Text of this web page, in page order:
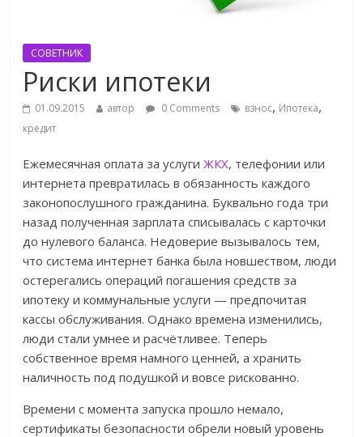
СОВЕТНИК
Риски ипотеки
01.09.2015 автор 0 Comments взнос, Ипотека,
кредит
Ежемесячная оплата за услугиЖКХ, телефонии или
интернета превратилась в обязанность каждого
законопослушного гражданина. Буквально года три
назад полученная зарплата списывалась с карточки
до нулевого баланса. Недоверие вызывалось тем,
что система интернет банка была новшеством, люди
остерегались операций погашения средств за
ипотеку и коммунальные услуги — предпочитая
кассы обслуживания. Однако времена изменились,
люди стали умнее и расчётливее. Теперь
собственное время намного ценней, а хранить
наличность под подушкой и вовсе рискованно.
Времени с момента запуска прошло немало,
сертификаты безопасности обрели новый уровень